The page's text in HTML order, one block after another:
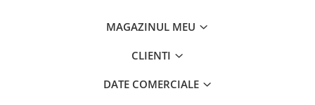
MAGAZINUL MEU
CLIENTI
DATE COMERCIALE